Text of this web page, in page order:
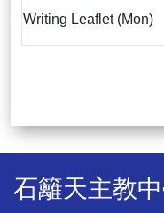
Writing Leaflet (Mon)
石籬天主教